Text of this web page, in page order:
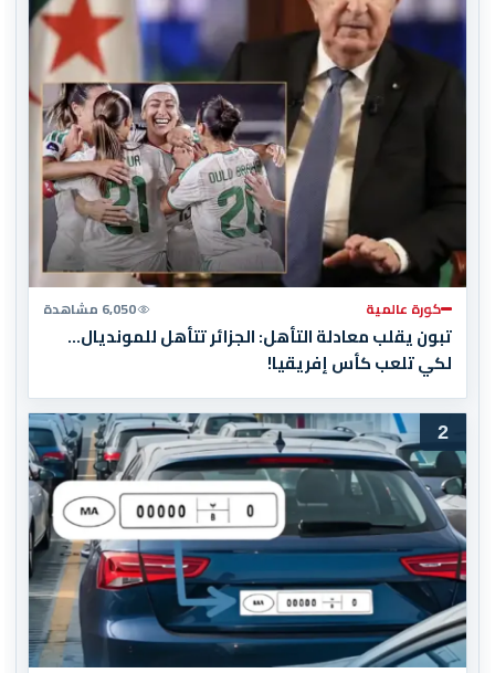
كورة عالمية 6,050 مشاهدة
تبون يقلب معادلة التأهل: الجزائر تتأهل للمونديال…
لكي تلعب كأس إفريقيا!
2